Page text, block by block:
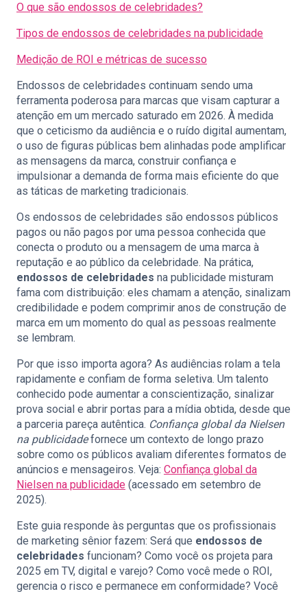
O que são endossos de celebridades?
Tipos de endossos de celebridades na publicidade
Medição de ROI e métricas de sucesso
Endossos de celebridades continuam sendo uma
ferramenta poderosa para marcas que visam capturar a
atenção em um mercado saturado em 2026. À medida
que o ceticismo da audiência e o ruído digital aumentam,
o uso de figuras públicas bem alinhadas pode amplificar
as mensagens da marca, construir confiança e
impulsionar a demanda de forma mais eficiente do que
as táticas de marketing tradicionais.
Os endossos de celebridades são endossos públicos
pagos ou não pagos por uma pessoa conhecida que
conecta o produto ou a mensagem de uma marca à
reputação e ao público da celebridade. Na prática,
endossos de celebridades na publicidade misturam
fama com distribuição: eles chamam a atenção, sinalizam
credibilidade e podem comprimir anos de construção de
marca em um momento do qual as pessoas realmente
se lembram.
Por que isso importa agora? As audiências rolam a tela
rapidamente e confiam de forma seletiva. Um talento
conhecido pode aumentar a conscientização, sinalizar
prova social e abrir portas para a mídia obtida, desde que
a parceria pareça autêntica. Confiança global da Nielsen
na publicidadefornece um contexto de longo prazo
sobre como os públicos avaliam diferentes formatos de
anúncios e mensageiros. Veja: Confiança global da
Nielsen na publicidade (acessado em setembro de
2025).
Este guia responde às perguntas que os profissionais
de marketing sênior fazem: Será que endossos de
celebridades funcionam? Como você os projeta para
2025 em TV, digital e varejo? Como você mede o ROI,
gerencia o risco e permanece em conformidade? Você